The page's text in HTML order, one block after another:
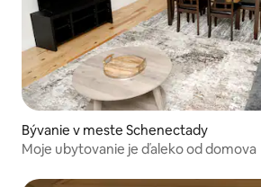
Bývanie v meste Schenectady
Moje ubytovanie je ďaleko od domova